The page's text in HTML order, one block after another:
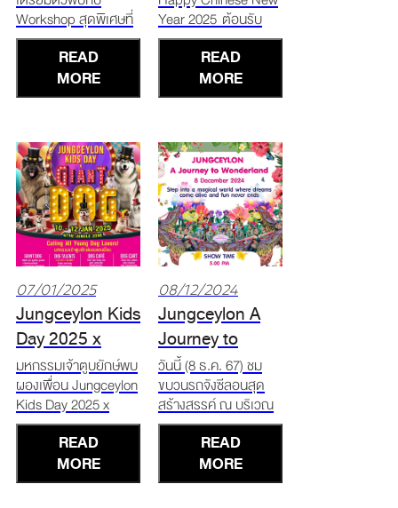
Workshop สุดพิเศษที่
ให้คุณออกแบบและ
สร้างสรรค์พวงกุญแจ
ART TOYS ในแบบฉบับ
ของตัวเอง ในงาน
จะเป็นไอเทมคิ้วท์ ๆ หรือ
ลวดลายที่สะท้อนตัวตน
ของคุณ งานนี้คุณ
สามารถปลดปล่อย
ความครีเอท
READ
MORE
Year 2025 ต้อนรับ
เทศกาลตรุษจีนสุด
พิเศษและน่ารักยิ่งกว่า
ทุกปีที่จังซีลอน! Lucky
Magic Ball 25
กุมภาพันธ์ 2568 ช้อป
ครบ 3,000 บาท ขึ้นไป*
นำใบเสร็จมาสนุกต่อกับ
LUCKY Magic Ball
Game
READ
MORE
07/01/2025
Jungceylon Kids
Day 2025 x
Giant Dog 10 -
12 มกราคม
2568
มหกรรมเจ้าตูบยักษ์พบ
ผองเพื่อน Jungceylon
Kids Day 2025 x
Giant Dog 10 - 12
มกราคม 2568 โซนเดอะ
จังเกิ้ล จังซีลอน พบกับ
ไฮไลท์ของงานกับเจ้าตูบ
READ
MORE
08/12/2024
Jungceylon A
Journey to
Wonderland
วันนี้ (8 ธ.ค. 67) ชม
ขบวนรถจังซีลอนสุด
สร้างสรรค์ ณ บริเวณ
หาดป่าตอง และการ
แสดงสุดยิ่งใหญ่ “A
Journey to
Wonderland” ที่จะพา
READ
MORE